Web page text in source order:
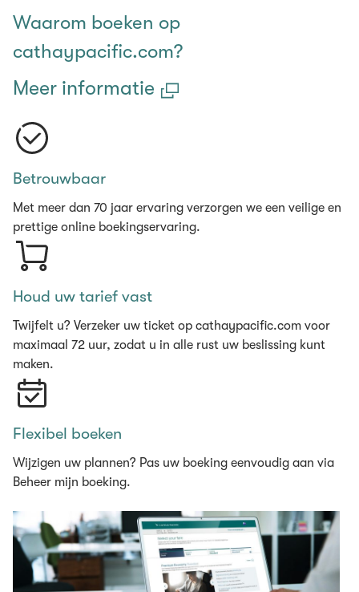
Waarom boeken op
cathaypacific.com?
Meer informatie
Betrouwbaar
Met meer dan 70 jaar ervaring verzorgen we een veilige en
prettige online boekingservaring.
Houd uw tarief vast
Twijfelt u? Verzeker uw ticket op cathaypacific.com voor
maximaal 72 uur, zodat u in alle rust uw beslissing kunt
maken.
Flexibel boeken
Wijzigen uw plannen? Pas uw boeking eenvoudig aan via
Beheer mijn boeking.